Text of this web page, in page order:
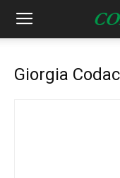
Giorgia